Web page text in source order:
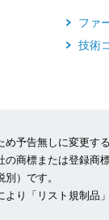
ファ
技術
予告無しに変更す
の商標または登録商
）です。
り「リスト規制